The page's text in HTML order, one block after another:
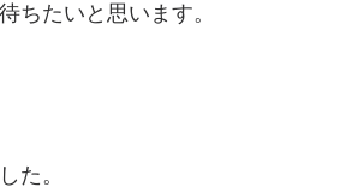
ちたいと思います。
た。